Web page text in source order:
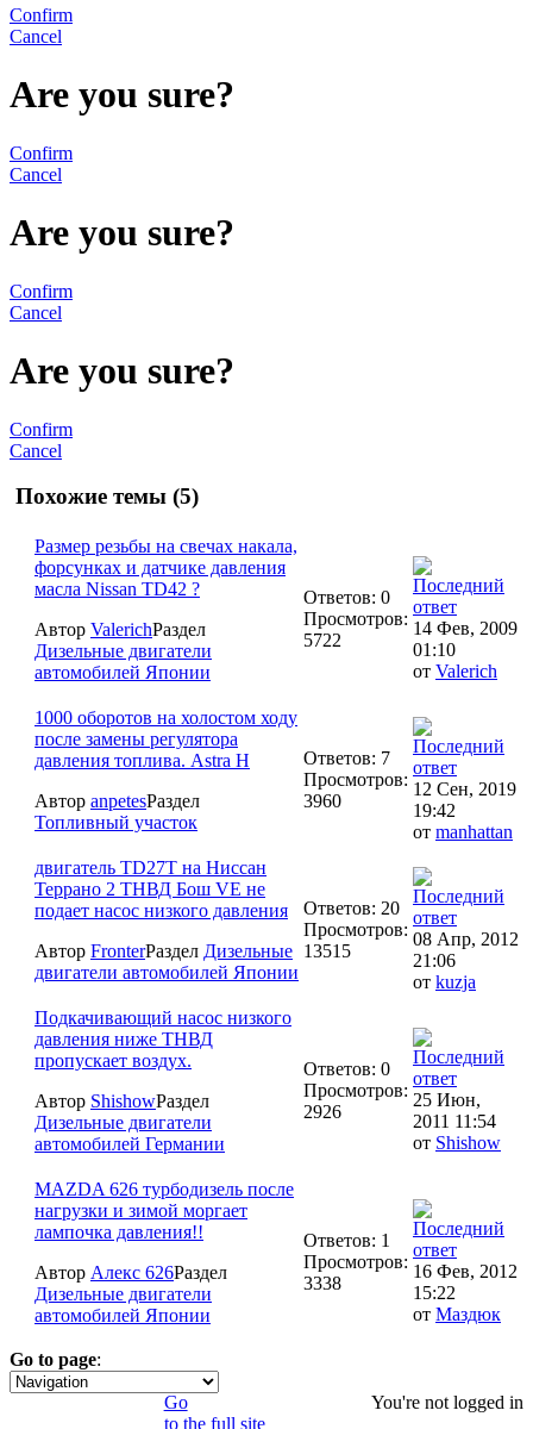
Confirm
Cancel
Are you sure?
Confirm
Cancel
Are you sure?
Confirm
Cancel
Are you sure?
Confirm
Cancel
Похожие темы (5)
Размер резьбы на свечах накала,
форсунках и датчике давления
масла Nissan TD42 ?
Автор ValerichРаздел
Дизельные двигатели
автомобилей Японии
Ответов: 0
Просмотров:
5722
14 Фев, 2009
01:10
от Valerich
1000 оборотов на холостом ходу
после замены регулятора
давления топлива. Astra H
Автор anpetesРаздел
Топливный участок
Ответов: 7
Просмотров:
3960
12 Сен, 2019
19:42
от manhattan
двигатель TD27T на Ниссан
Террано 2 ТНВД Бош VE не
подает насос низкого давления
Автор FronterРаздел Дизельные
двигатели автомобилей Японии
Ответов: 20
Просмотров:
13515
08 Апр, 2012
21:06
от kuzja
Подкачивающий насос низкого
давления ниже ТНВД
пропускает воздух.
Автор ShishowРаздел
Дизельные двигатели
автомобилей Германии
Ответов: 0
Просмотров:
2926
25 Июн,
2011 11:54
от Shishow
MAZDA 626 турбодизель после
нагрузки и зимой моргает
лампочка давления!!
Автор Алекс 626Раздел
Дизельные двигатели
автомобилей Японии
Ответов: 1
Просмотров:
3338
16 Фев, 2012
15:22
от Маздюк
Go to page:
1
You're not logged in
Go
to the full site